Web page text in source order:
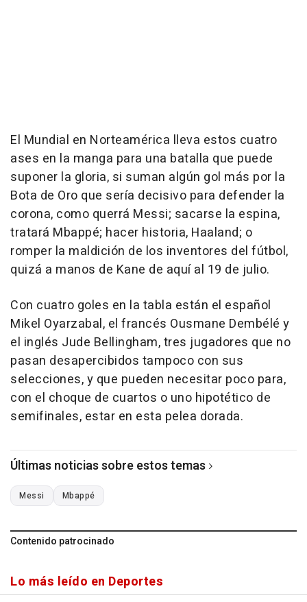
El Mundial en Norteamérica lleva estos cuatro
ases en la manga para una batalla que puede
suponer la gloria, si suman algún gol más por la
Bota de Oro que sería decisivo para defender la
corona, como querrá Messi; sacarse la espina,
tratará Mbappé; hacer historia, Haaland; o
romper la maldición de los inventores del fútbol,
quizá a manos de Kane de aquí al 19 de julio.
Con cuatro goles en la tabla están el español
Mikel Oyarzabal, el francés Ousmane Dembélé y
el inglés Jude Bellingham, tres jugadores que no
pasan desapercibidos tampoco con sus
selecciones, y que pueden necesitar poco para,
con el choque de cuartos o uno hipotético de
semifinales, estar en esta pelea dorada.
Últimas noticias sobre estos temas
Messi Mbappé
Contenido patrocinado
Lo más leído en Deportes